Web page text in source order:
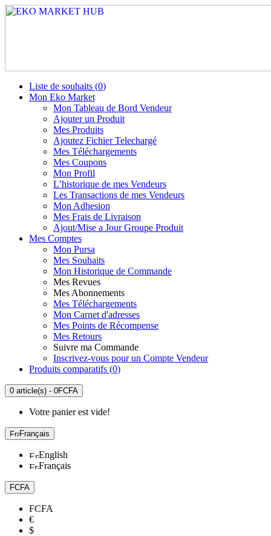
Liste de souhaits (0)
Mon Eko Market
Mon Tableau de Bord Vendeur
Ajouter un Produit
Mes Produits
Ajoutez Fichier Telechargé
Mes Téléchargements
Mes Coupons
Mon Profil
L’historique de mes Vendeurs
Les Transactions de mes Vendeurs
Mon Adhesion
Mes Frais de Livraison
Ajout/Mise a Jour Groupe Produit
Mes Comptes
Mon Pursa
Mes Souhaits
Mon Historique de Commande
Mes Revues
Mes Abonnements
Mes Téléchargements
Mon Carnet d'adresses
Mes Points de Récompense
Mes Retours
Suivre ma Commande
Inscrivez-vous pour un Compte Vendeur
Produits comparatifs (0)
0 article(s) - 0FCFA
Votre panier est vide!
Français
English
Français
FCFA
FCFA
€
$